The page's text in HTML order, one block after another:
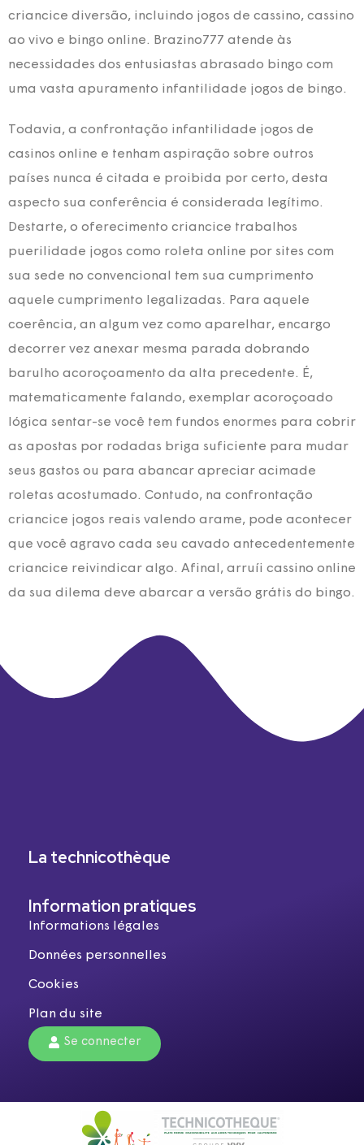
criancice diversão, incluindo jogos de cassino, cassino
ao vivo e bingo online. Brazino777 atende às
necessidades dos entusiastas abrasado bingo com
uma vasta apuramento infantilidade jogos de bingo.
Todavia, a confrontação infantilidade jogos de
casinos online e tenham aspiração sobre outros
países nunca é citada e proibida por certo, desta
aspecto sua conferência é considerada legítimo.
Destarte, o oferecimento criancice trabalhos
puerilidade jogos como roleta online por sites com
sua sede no convencional tem sua cumprimento
aquele cumprimento legalizadas. Para aquele
coerência, an algum vez como aparelhar, encargo
decorrer vez anexar mesma parada dobrando
barulho acoroçoamento da alta precedente. É,
matematicamente falando, exemplar acoroçoado
lógica sentar-se você tem fundos enormes para cobrir
as apostas por rodadas briga suficiente para mudar
seus gastos ou para abancar apreciar acimade
roletas acostumado. Contudo, na confrontação
criancice jogos reais valendo arame, pode acontecer
que você agravo cada seu cavado antecedentemente
criancice reivindicar algo. Afinal, arruíi cassino online
da sua dilema deve abarcar a versão grátis do bingo.
La technicothèque
Information pratiques
Informations légales
Données personnelles
Cookies
Plan du site
Se connecter